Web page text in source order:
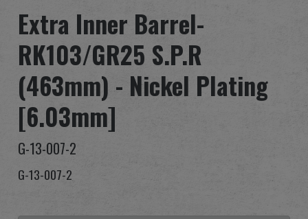
競技会とイベント
サポート
サインイン
繁體中文
Français
Extra Inner Barrel-
RK103/GR25 S.P.R
(463mm) - Nickel Plating
[6.03mm]
G-13-007-2
G-13-007-2